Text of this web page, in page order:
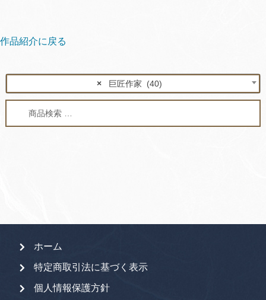
作品紹介に戻る
× 巨匠作家 (40)
ホーム
特定商取引法に基づく表示
個人情報保護方針